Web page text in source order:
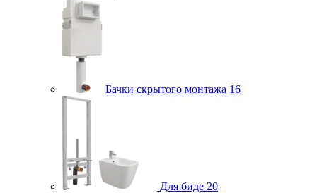
Бачки скрытого монтажа 16
Для биде 20